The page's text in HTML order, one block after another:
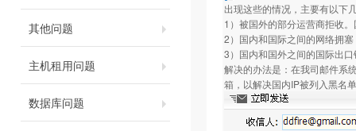
其他问题
主机租用问题
数据库问题
出现这些的情况，主要有以下
1）被国外的部分运营商拒收
2）国内和国际之间的网络拥
3）国内和国外之间的国际出
解决的办法是：在我司邮件系
箱，以解决国内IP被列入黑名